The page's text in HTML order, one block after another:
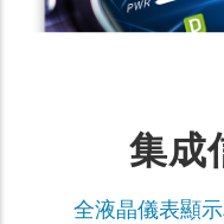
集成
全液晶儀表顯